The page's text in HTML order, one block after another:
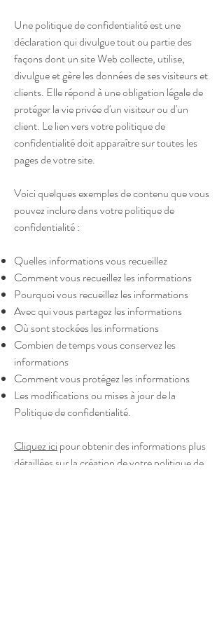
Une politique de confidentialité est une
déclaration qui divulgue tout ou partie des
façons dont un site Web collecte, utilise,
divulgue et gère les données de ses visiteurs et
clients. Elle répond à une obligation légale de
protéger la vie privée d'un visiteur ou d'un
client. Le lien vers votre politique de
confidentialité doit apparaître sur toutes les
pages de votre site.
Voici quelques exemples de contenu que vous
pouvez inclure dans votre politique de
confidentialité :
Quelles informations vous recueillez
Comment vous recueillez les informations
Pourquoi vous recueillez les informations
Avec qui vous partagez les informations
Où sont stockées les informations
Combien de temps vous conservez les
informations
Comment vous protégez les informations
Les modifications ou mises à jour de la
Politique de confidentialité.
Cliquez ici pour obtenir des informations plus
détaillées sur la création de votre politique de